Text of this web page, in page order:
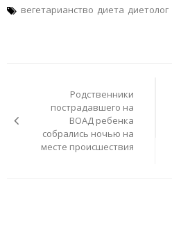
вегетарианство диета диетолог
Родственники
пострадавшего на
ВОАД ребенка
собрались ночью на
месте происшествия